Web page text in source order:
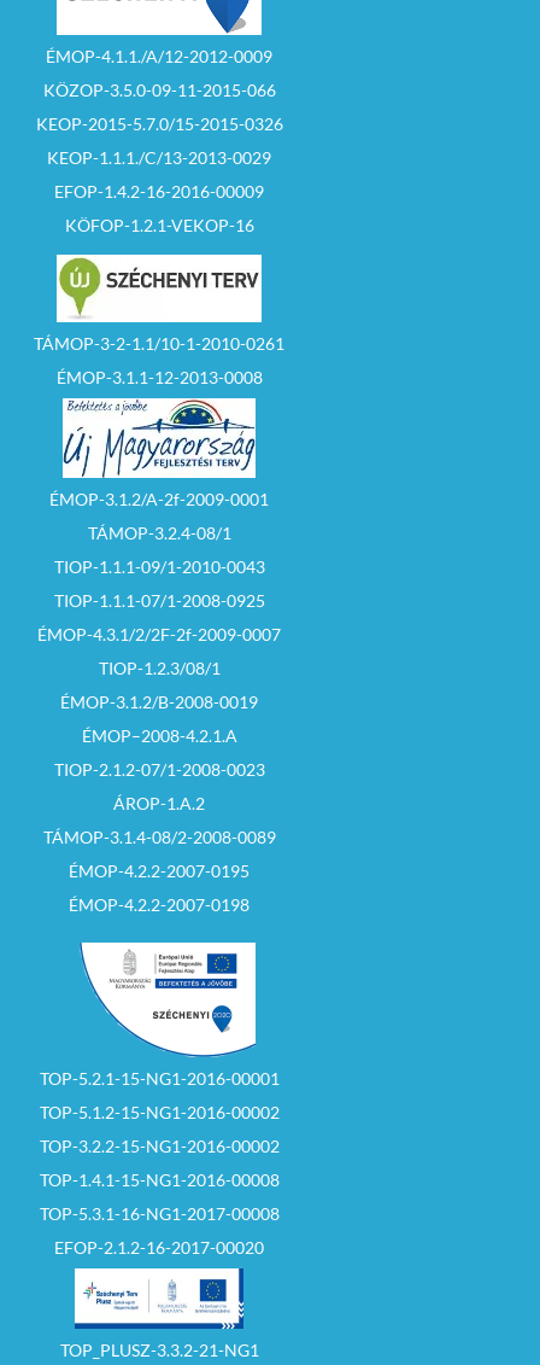
ÉMOP-4.1.1./A/12-2012-0009
KÖZOP-3.5.0-09-11-2015-066
KEOP-2015-5.7.0/15-2015-0326
KEOP-1.1.1./C/13-2013-0029
EFOP-1.4.2-16-2016-00009
KÖFOP-1.2.1-VEKOP-16
TÁMOP-3-2-1.1/10-1-2010-0261
ÉMOP-3.1.1-12-2013-0008
ÉMOP-3.1.2/A-2f-2009-0001
TÁMOP-3.2.4-08/1
TIOP-1.1.1-09/1-2010-0043
TIOP-1.1.1-07/1-2008-0925
ÉMOP-4.3.1/2/2F-2f-2009-0007
TIOP-1.2.3/08/1
ÉMOP-3.1.2/B-2008-0019
ÉMOP–2008-4.2.1.A
TIOP-2.1.2-07/1-2008-0023
ÁROP-1.A.2
TÁMOP-3.1.4-08/2-2008-0089
ÉMOP-4.2.2-2007-0195
ÉMOP-4.2.2-2007-0198
TOP-5.2.1-15-NG1-2016-00001
TOP-5.1.2-15-NG1-2016-00002
TOP-3.2.2-15-NG1-2016-00002
TOP-1.4.1-15-NG1-2016-00008
TOP-5.3.1-16-NG1-2017-00008
EFOP-2.1.2-16-2017-00020
TOP_PLUSZ-3.3.2-21-NG1